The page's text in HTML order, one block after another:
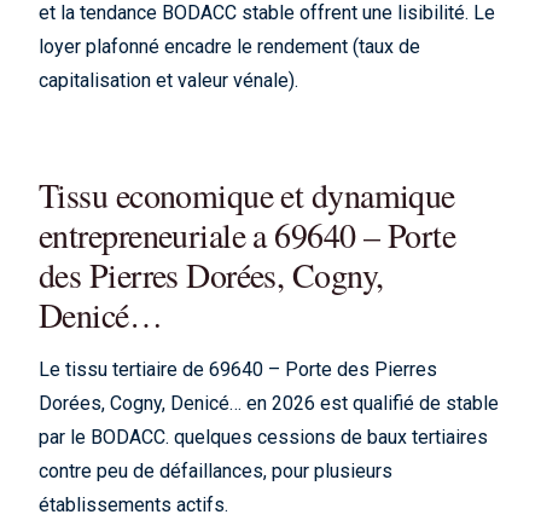
et la tendance BODACC stable offrent une lisibilité. Le
loyer plafonné encadre le rendement (taux de
capitalisation et valeur vénale).
Tissu economique et dynamique
entrepreneuriale a 69640 – Porte
des Pierres Dorées, Cogny,
Denicé…
Le tissu tertiaire de 69640 – Porte des Pierres
Dorées, Cogny, Denicé… en 2026 est qualifié de stable
par le BODACC. quelques cessions de baux tertiaires
contre peu de défaillances, pour plusieurs
établissements actifs.